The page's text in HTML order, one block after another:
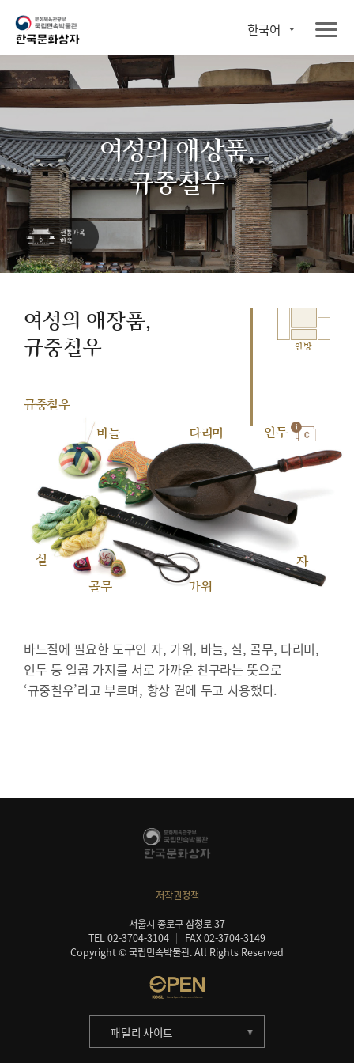
한국어
여성의 애장품,
규중칠우
여성의 애장품,
규중칠우
안방
규중칠우
바늘
다리미 인두
실
골무
가위
자
바느질에 필요한 도구인 자, 가위, 바늘, 실, 골무, 다리미,
인두 등 일곱 가지를 서로 가까운 친구라는 뜻으로
‘규중칠우’라고 부르며, 항상 곁에 두고 사용했다.
저작권정책
서울시 종로구 삼청로 37
TEL 02-3704-3104
FAX 02-3704-3149
Copyright © 국립민속박물관. All Rights Reserved
패밀리 사이트